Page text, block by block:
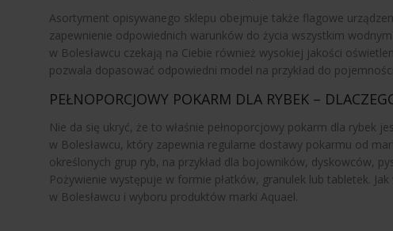
Asortyment opisywanego sklepu obejmuje także flagowe
zapewnienie odpowiednich warunków do życia wszystkim
w Bolesławcu czekają na Ciebie również wysokiej jakości
pozwala dopasować odpowiedni model na przykład do
PEŁNOPORCJOWY POKARM DLA RYBEK –
Nie da się ukryć, że to właśnie pełnoporcjowy pokarm dla rybek
w Bolesławcu, który zapewnia regularne dostawy pokarmu od
określonych grup ryb, na przykład dla bojowników, dyskowców,
Pożywienie występuje w formie płatków, granulek lub tabletek.
w Bolesławcu i wyboru produktów marki Aquael.